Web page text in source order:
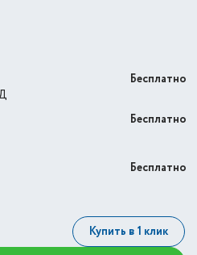
Бесплатно
Бесплатно
Бесплатно
Купить в 1 клик